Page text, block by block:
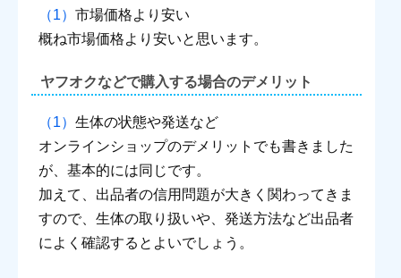
市場価格より安い
概ね市場価格より安いと思います。
ヤフオクなどで購入する場合のデメリット
生体の状態や発送など
オンラインショップのデメリットでも書きました
が、基本的には同じです。
加えて、出品者の信用問題が大きく関わってきま
すので、生体の取り扱いや、発送方法など出品者
によく確認するとよいでしょう。